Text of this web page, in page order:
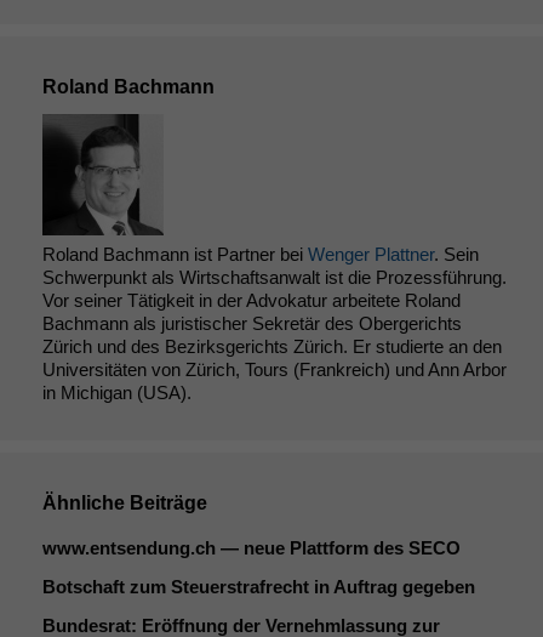
Roland Bachmann
Roland Bachmann ist Partner bei Wenger Plattner. Sein
Schwerpunkt als Wirtschaftsanwalt ist die Prozessführung.
Vor seiner Tätigkeit in der Advokatur arbeitete Roland
Bachmann als juristischer Sekretär des Obergerichts
Zürich und des Bezirksgerichts Zürich. Er studierte an den
Universitäten von Zürich, Tours (Frankreich) und Ann Arbor
in Michigan (USA).
Ähnliche Beiträge
www.entsendung.ch — neue Plattform des SECO
Botschaft zum Steuerstrafrecht in Auftrag gegeben
Bundesrat: Eröffnung der Vernehmlassung zur